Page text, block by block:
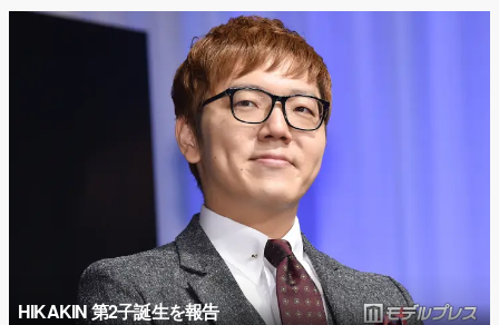
HIKAKIN 第2子誕生を報告